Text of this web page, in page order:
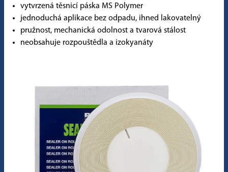
vytvrzená těsnicí páska MS Polymer
jednoduchá aplikace bez odpadu, ihned lakovatelný
pružnost, mechanická odolnost a tvarová stálost
neobsahuje rozpouštědla a izokyanáty